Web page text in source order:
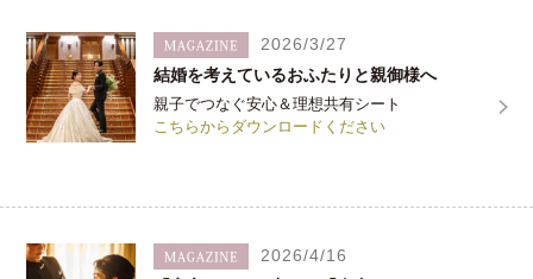
2026/3/27
結婚を考えているおふたりと親御様へ
親子でつなぐ安心＆理想共有シート
こちらからダウンロードください
2026/4/16